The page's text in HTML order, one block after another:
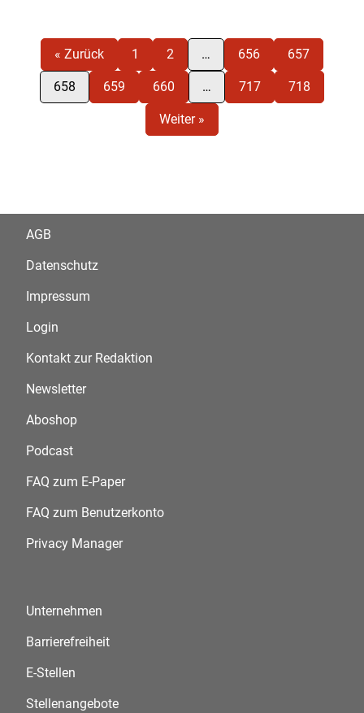
« Zurück 1 2 … 656 657
658 659 660 … 717 718
Weiter »
AGB
Datenschutz
Impressum
Login
Kontakt zur Redaktion
Newsletter
Aboshop
Podcast
FAQ zum E-Paper
FAQ zum Benutzerkonto
Privacy Manager
Unternehmen
Barrierefreiheit
E-Stellen
Stellenangebote